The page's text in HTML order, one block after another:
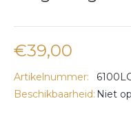
€39,00
Artikelnummer:
Beschikbaarheid: Niet